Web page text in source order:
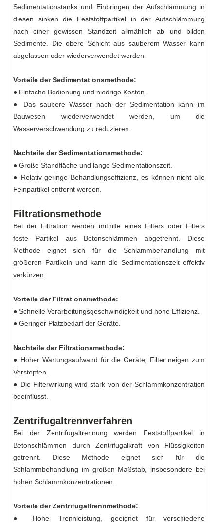
Sedimentationstanks und Einbringen der Aufschlämmung in
diesen sinken die Feststoffpartikel in der Aufschlämmung
nach einer gewissen Standzeit allmählich ab und bilden
Sedimente. Die obere Schicht aus sauberem Wasser kann
abgelassen oder wiederverwendet werden.
Vorteile der Sedimentationsmethode:
● Einfache Bedienung und niedrige Kosten.
● Das saubere Wasser nach der Sedimentation kann im
Bauwesen wiederverwendet werden, um die
Wasserverschwendung zu reduzieren.
Nachteile der Sedimentationsmethode:
● Große Standfläche und lange Sedimentationszeit.
● Relativ geringe Behandlungseffizienz, es können nicht alle
Feinpartikel entfernt werden.
Filtrationsmethode
Bei der Filtration werden mithilfe eines Filters oder Filters
feste Partikel aus Betonschlämmen abgetrennt. Diese
Methode eignet sich für die Schlammbehandlung mit
größeren Partikeln und kann die Sedimentationszeit effektiv
verkürzen.
Vorteile der Filtrationsmethode:
● Schnelle Verarbeitungsgeschwindigkeit und hohe Effizienz.
● Geringer Platzbedarf der Geräte.
Nachteile der Filtrationsmethode:
● Hoher Wartungsaufwand für die Geräte, Filter neigen zum
Verstopfen.
● Die Filterwirkung wird stark von der Schlammkonzentration
beeinflusst.
Zentrifugaltrennverfahren
Bei der Zentrifugaltrennung werden Feststoffpartikel in
Betonschlämmen durch Zentrifugalkraft von Flüssigkeiten
getrennt. Diese Methode eignet sich für die
Schlammbehandlung im großen Maßstab, insbesondere bei
hohen Schlammkonzentrationen.
Vorteile der Zentrifugaltrennmethode:
● Hohe Trennleistung, geeignet für verschiedene